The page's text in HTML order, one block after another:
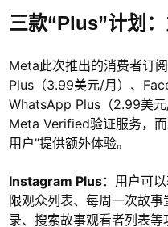
三款“Plus”计划
Meta此次推出的消费者订
Plus（3.99美元/月）、
WhatsApp Plus（2.99美
Meta Verified验证服务，
用户”提供额外体验。
Instagram Plus：用户可
限观众列表、每周一次故
录、搜索故事观看者列表